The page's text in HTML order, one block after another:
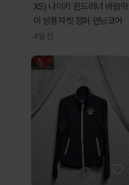
XS) 나이키 윈드러너 바람막
이 방풍자켓 점퍼 런닝코어
4일 전